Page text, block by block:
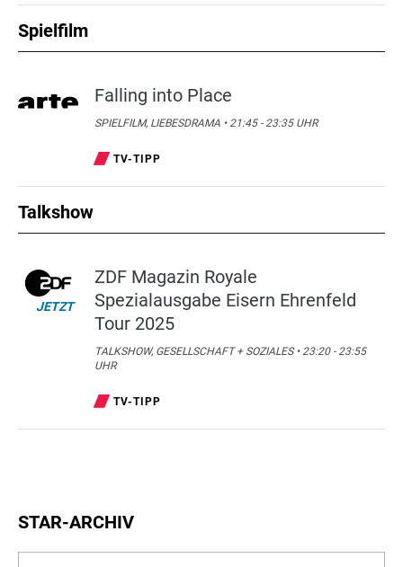
Spielfilm
Falling into Place
SPIELFILM, LIEBESDRAMA • 21:45 - 23:35 UHR
TV-TIPP
Talkshow
JETZT
ZDF Magazin Royale
Spezialausgabe Eisern Ehrenfeld
Tour 2025
TALKSHOW, GESELLSCHAFT + SOZIALES • 23:20 - 23:55
UHR
TV-TIPP
STAR-ARCHIV